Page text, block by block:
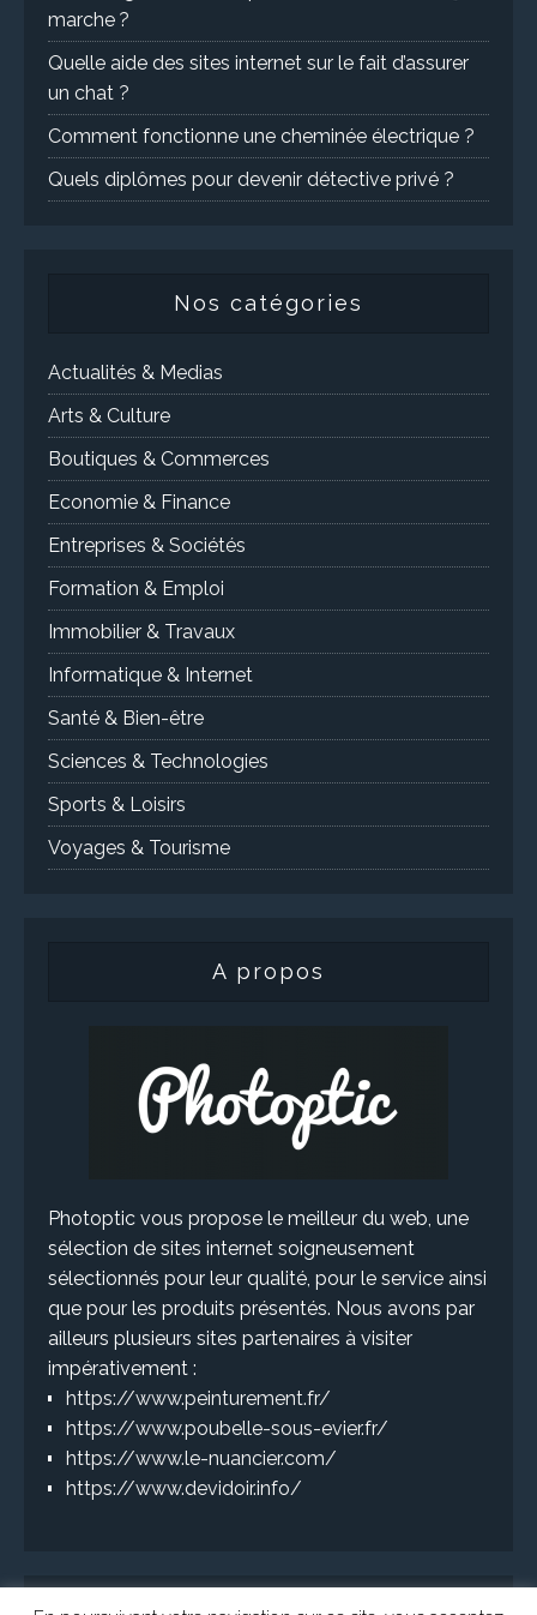
marche ?
Quelle aide des sites internet sur le fait d’assurer
un chat ?
Comment fonctionne une cheminée électrique ?
Quels diplômes pour devenir détective privé ?
Nos catégories
Actualités & Medias
Arts & Culture
Boutiques & Commerces
Economie & Finance
Entreprises & Sociétés
Formation & Emploi
Immobilier & Travaux
Informatique & Internet
Santé & Bien-être
Sciences & Technologies
Sports & Loisirs
Voyages & Tourisme
A propos
Photoptic vous propose le meilleur du web, une
sélection de sites internet soigneusement
sélectionnés pour leur qualité, pour le service ainsi
que pour les produits présentés. Nous avons par
ailleurs plusieurs sites partenaires à visiter
impérativement :
https://www.peinturement.fr/
https://www.poubelle-sous-evier.fr/
https://www.le-nuancier.com/
https://www.devidoir.info/